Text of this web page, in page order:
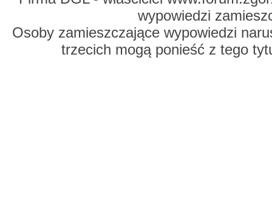
wypowiedzi
Osoby zamieszczające wypowiedzi
trzecich mogą ponieść z tego